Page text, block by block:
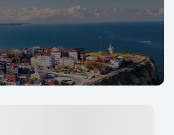
Mietwagen